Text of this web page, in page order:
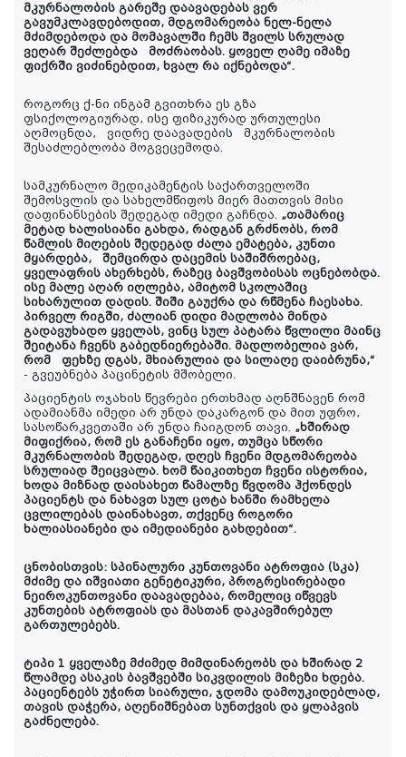
მკურნალობის გარეშე დაავადებას ვერ
გავუმკლავდებოდით, მდგომარეობა ნელ-ნელა
მძიმდებოდა და მომავალში ჩემს შვილს სრულად
ვეღარ შეძლებდა მოძრაობას. ყოველ ღამე იმაზე
ფიქრში ვიძინებდით, ხვალ რა იქნებოდა“.
როგორც ქ-ნი ინგამ გვითხრა ეს გზა
ფსიქოლოგიურად, ისე ფიზიკურად ურთულესი
აღმოცნდა, ვიდრე დაავადების მკურნალობის
შესაძლებლობა მოგვეცემოდა.
სამკურნალო მედიკამენტის საქართველოში
შემოსვლის და სახელმწიფოს მიერ მათთვის მისი
დაფინანსების შედეგად იმედი გაჩნდა. „თამარიც
მეტად ხალისიანი გახდა, რადგან გრძნობს, რომ
წამლის მიღების შედეგად ძალა ემატება, კუნთი
მყარდება, შემცირდა დაცემის საშიშროებაც,
ყველაფრის ახერხებს, რაზეც ბავშვობისას ოცნებობდა.
ისე მალე აღარ იღლება, ამიტომ სკოლაშიც
სიხარულით დადის. შიში გაუქრა და რწმენა ჩაესახა.
პირველ რიგში, ძალიან დიდი მადლობა მინდა
გადავუხადო ყველას, ვინც სულ პატარა წვლილი მაინც
შეიტანა ჩვენს გაბედნიერებაში. მადლობელია ვარ,
რომ ფეხზე დგას, მხიარულია და სილაღე დაიბრუნა,“
- გვეუბნება პაცინეტის მშობელი.
პაციენტის ოჯახის წევრები ერთხმად აღნშნავენ რომ
ადამიანმა იმედი არ უნდა დაკარგონ და მით უფრო,
სასოწარკვეთაში არ უნდა ჩაიგდონ თავი. „ხშირად
მიფიქრია, რომ ეს განაჩენი იყო, თუმცა სწორი
მკურნალობის შედეგად, დღეს ჩვენი მდგომარეობა
სრულიად შეიცვალა. ხომ წაიკითხეთ ჩვენი ისტორია,
ხოდა მიზნად დაისახეთ წამალზე წვდომა ჰქონდეს
პაციენტს და ნახავთ სულ ცოტა ხანში რამხელა
ცვლილებას დაინახავთ, თქვენც როგორი
ხალიასიანები და იმედიანები გახდებით“.
ცნობისთვის: სპინალური კუნთოვანი ატროფია (სკა)
მძიმე და იშვიათი გენეტიკური, პროგრესირებადი
ნეიროკუნთოვანი დაავადებაა, რომელიც იწვევს
კუნთების ატროფიას და მასთან დაკავშირებულ
გართულებებს.
ტიპი 1 ყველაზე მძიმედ მიმდინარეობს და ხშირად 2
წლამდე ასაკის ბავშვებში სიკვდილის მიზეზი ხდება.
პაციენტებს უჭირთ სიარული, ჯდომა დამოუკიდებლად,
თავის დაჭერა, აღენიშნებათ სუნთქვის და ყლაპვის
გაძნელება.